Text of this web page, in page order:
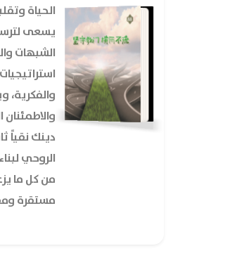
الحياة
يسعى
الشبهات
والفكرية،
دينك نقياً
الروحي
من كل ما
مستقرة